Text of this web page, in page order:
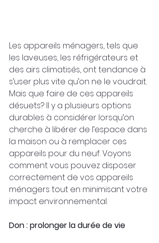
Les appareils ménagers, tels que
les laveuses, les réfrigérateurs et
des airs climatisés, ont tendance à
s’user plus vite qu’on ne le voudrait.
Mais que faire de ces appareils
désuets? Il y a plusieurs options
durables à considérer lorsqu’on
cherche à libérer de l’espace dans
la maison ou à remplacer ces
appareils pour du neuf. Voyons
comment vous pouvez disposer
correctement de vos appareils
ménagers tout en minimisant votre
impact environnemental.
Don : prolonger la durée de vie